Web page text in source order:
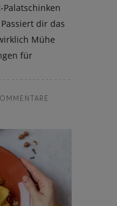
Palatschinken
dir das
Mühe
für